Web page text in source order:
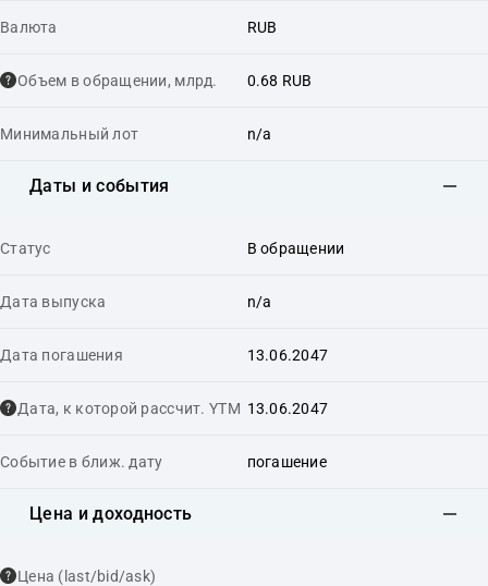
Валюта RUB
Объем в обращении, млрд. 0.68 RUB
Минимальный лот n/a
Даты и события
Статус В обращении
Дата выпуска n/a
Дата погашения 13.06.2047
Дата, к которой рассчит. YTM 13.06.2047
Событие в ближ. дату погашение
Цена и доходность
Цена (last/bid/ask)